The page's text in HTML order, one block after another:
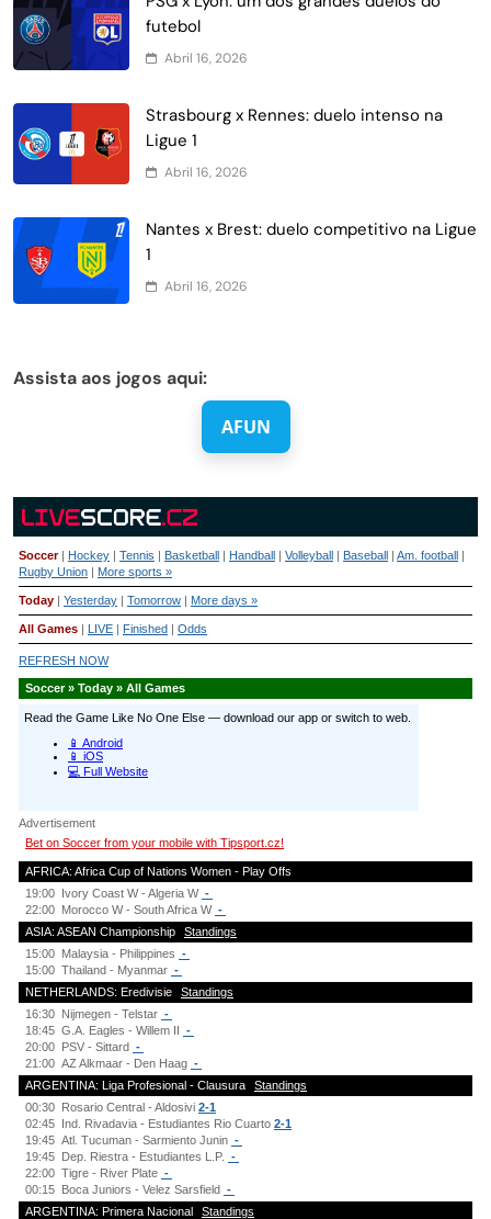
futebol
Abril 16, 2026
Strasbourg x Rennes: duelo intenso na
Ligue 1
Abril 16, 2026
Nantes x Brest: duelo competitivo na Ligue
1
Abril 16, 2026
Assista aos jogos aqui:
AFUN